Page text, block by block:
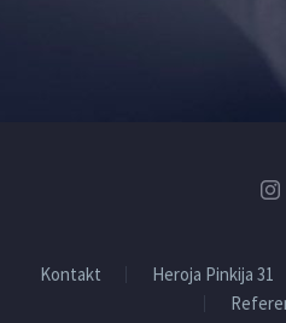
Kontakt Heroja Pinkija 31